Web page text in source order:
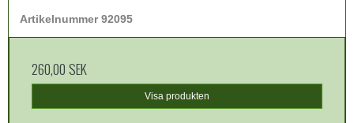
Artikelnummer 92095
260,00 SEK
Visa produkten